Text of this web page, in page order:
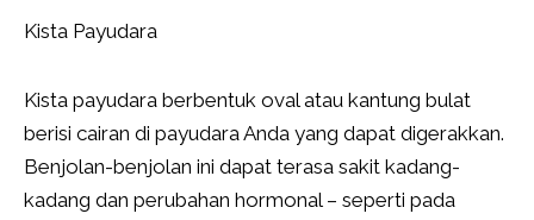
Kista Payudara
Kista payudara berbentuk oval atau kantung bulat
berisi cairan di payudara Anda yang dapat digerakkan.
Benjolan-benjolan ini dapat terasa sakit kadang-
kadang dan perubahan hormonal – seperti pada